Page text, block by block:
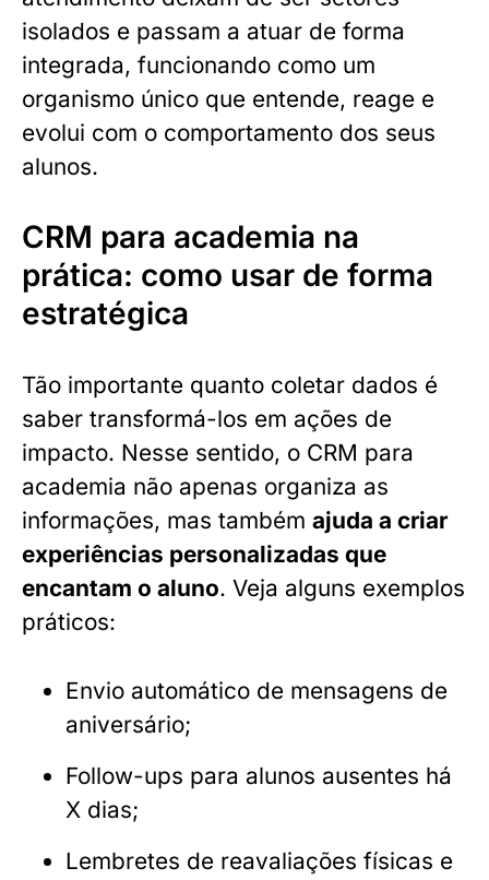
isolados e passam a atuar de forma
integrada, funcionando como um
organismo único que entende, reage e
evolui com o comportamento dos seus
alunos.
CRM para academia na
prática: como usar de forma
estratégica
Tão importante quanto coletar dados é
saber transformá-los em ações de
impacto. Nesse sentido, o CRM para
academia não apenas organiza as
informações, mas também ajuda a criar
experiências personalizadas que
encantam o aluno. Veja alguns exemplos
práticos:
Envio automático de mensagens de
aniversário;
Follow-ups para alunos ausentes há
X dias;
Lembretes de reavaliações físicas e